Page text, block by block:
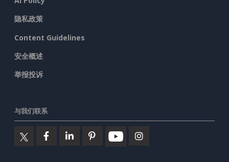
隐私政策
Content Guidelines
安全概述
举报投诉
与我们联系